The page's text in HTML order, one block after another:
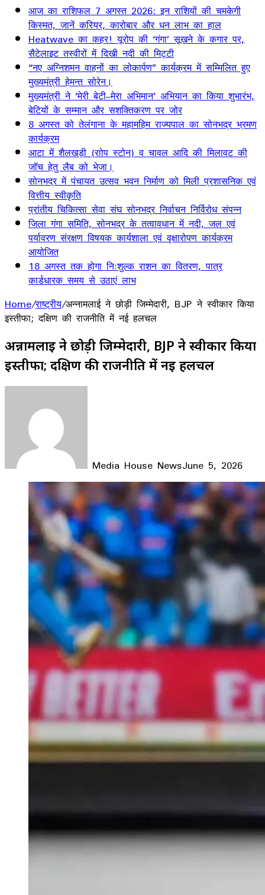
आज का राशिफल 7 अगस्त 2026: इन राशियों की चमकेगी
किस्मत, जानें करियर, कारोबार और धन लाभ का हाल
Heatwave का कहर! यूरोप की ‘गंगा’ सूखने के कगार पर,
सैटेलाइट तस्वीरों में दिखी नदी की मिट्टी
“नए अग्निशमन वाहनों का लोकार्पण” कार्यक्रम में सम्मिलित हुए
मुख्यमंत्री हेमन्त सोरेन।
मुख्यमंत्री ने ‘मेरी बेटी–मेरा अभिमान’ अभियान का किया शुभारंभ,
बेटियों के सम्मान और सशक्तिकरण पर जोर
8 अगस्त को तेलंगाना के महामहिम राज्यपाल का सोनभद्र भ्रमण
कार्यक्रम
आटा में शैलखड़ी (राोप स्टोन) व चावल आदि की मिलावट की
जॉच हेतु लैब को भेजा।
सोनभद्र में पंचायत उत्सव भवन निर्माण को मिली प्रशासनिक एवं
वित्तीय स्वीकृति
प्रांतीय चिकित्सा सेवा संघ सोनभद्र निर्वाचन निर्विरोध संपन्न
जिला गंगा समिति, सोनभद्र के तत्वावधान में नदी, जल एवं
पर्यावरण संरक्षण विषयक कार्यशाला एवं वृक्षारोपण कार्यक्रम
आयोजित
18 अगस्त तक होगा निःशुल्क राशन का वितरण, पात्र
कार्डधारक समय से उठाएं लाभ
Home/राष्ट्रीय/अन्नामलाई ने छोड़ी जिम्मेदारी, BJP ने स्वीकार किया
इस्तीफा; दक्षिण की राजनीति में नई हलचल
अन्नामलाई ने छोड़ी जिम्मेदारी, BJP ने स्वीकार किया
इस्तीफा; दक्षिण की राजनीति में नई हलचल
Media House NewsJune 5, 2026
Facebook
LinkedIn
WhatsApp
Telegram